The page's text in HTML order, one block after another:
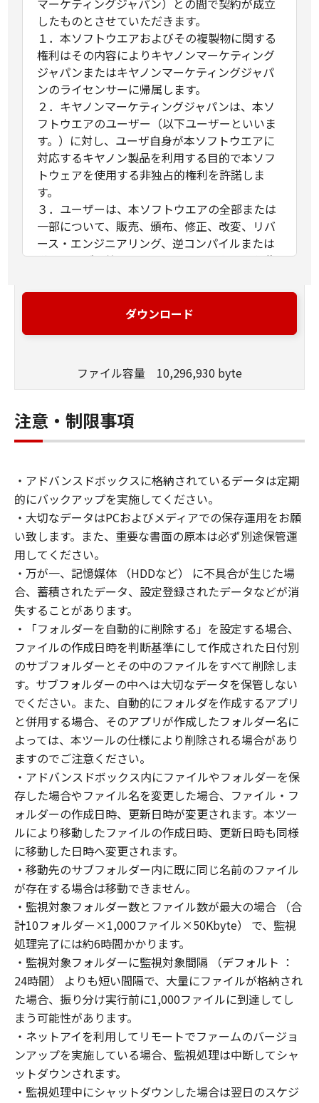
マーケティングジャパン）との間で契約が成立
したものとさせていただきます。
１．本ソフトウエアおよびその複製物に関する
権利はその内容によりキヤノンマーケティング
ジャパンまたはキヤノンマーケティングジャパ
ンのライセンサーに帰属します。
２．キヤノンマーケティングジャパンは、本ソ
フトウエアのユーザー（以下ユーザーといいま
す。）に対し、ユーザ自身が本ソフトウエアに
対応するキヤノン製品を利用する目的で本ソフ
トウェアを使用する非独占的権利を許諾しま
す。
３．ユーザーは、本ソフトウエアの全部または
一部について、販売、頒布、修正、改変、リバ
ース・エンジニアリング、逆コンパイルまたは
逆アセンブル等することならびにこれらの行為
４．キヤノンマーケティングジャパンおよびキ
ヤノンマーケティングジャパンのライセンサー
その他本ソフトウェアに関していかなる保証も
５．キヤノンマーケティングジャパンおよびキ
ヤノンマーケティングジャパンのライセンサー
は、本ソフトウェアの使用に付随または関連し
ついて、いかなる場合においても一切の責任を
負いません。
６．ユーザーは、日本国政府または該当国の政
府より必要な許可等を得ることなしに、本ソフ
トウエアの全部または一部を、直接または間接
に輸出してはなりません。
以 上
ダウンロード
ファイル容量 10,296,930 byte
注意・制限事項
・アドバンスドボックスに格納されているデータは定期
的にバックアップを実施してください。
・大切なデータはPCおよびメディアでの保存運用をお願
い致します。また、重要な書面の原本は必ず別途保管運
用してください。
・万が一、記憶媒体 （HDDなど） に不具合が生じた場
合、蓄積されたデータ、設定登録されたデータなどが消
失することがあります。
・「フォルダーを自動的に削除する」を設定する場合、
ファイルの作成日時を判断基準にして作成された日付別
のサブフォルダーとその中のファイルをすべて削除しま
す。サブフォルダーの中へは大切なデータを保管しない
でください。また、自動的にフォルダを作成するアプリ
と併用する場合、そのアプリが作成したフォルダー名に
よっては、本ツールの仕様により削除される場合があり
ますのでご注意ください。
・アドバンスドボックス内にファイルやフォルダーを保
存した場合やファイル名を変更した場合、ファイル・フ
ォルダーの作成日時、更新日時が変更されます。本ツー
ルにより移動したファイルの作成日時、更新日時も同様
に移動した日時へ変更されます。
・移動先のサブフォルダー内に既に同じ名前のファイル
が存在する場合は移動できません。
・監視対象フォルダー数とファイル数が最大の場合 （合
計10フォルダー×1,000ファイル×50Kbyte） で、監視
処理完了には約6時間かかります。
・監視対象フォルダーに監視対象間隔 （デフォルト ：
24時間） よりも短い間隔で、大量にファイルが格納され
た場合、振り分け実行前に1,000ファイルに到達してし
まう可能性があります。
・ネットアイを利用してリモートでファームのバージョ
ンアップを実施している場合、監視処理は中断してシャ
ットダウンされます。
・監視処理中にシャットダウンした場合は翌日のスケジ